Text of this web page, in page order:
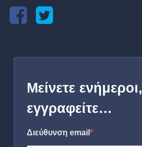
Μείνετε ενήμεροι,
εγγραφείτε…
Διεύθυνση email